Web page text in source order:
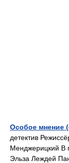
Особое мнение
детектив
Менджерицкий В
Эльза Леждей